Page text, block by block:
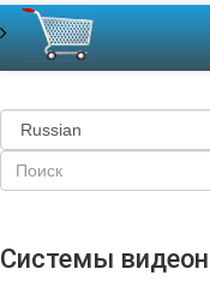
Системы